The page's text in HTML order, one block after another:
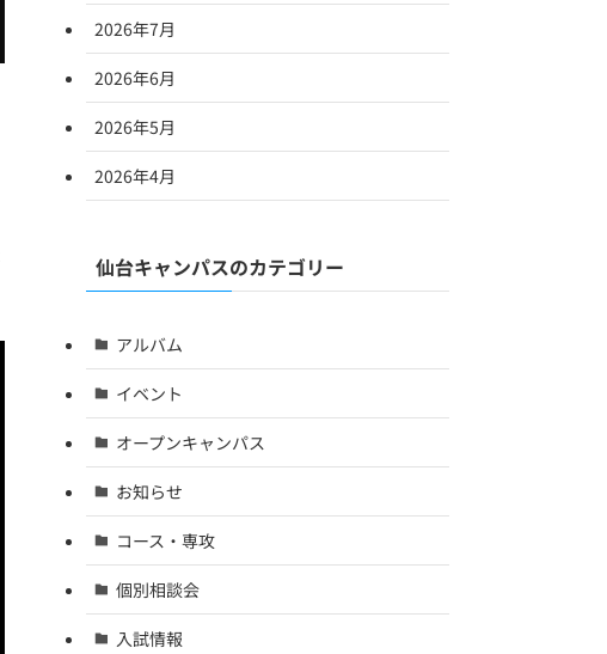
2026年7月
2026年6月
2026年5月
2026年4月
仙台キャンパスのカテゴリー
アルバム
イベント
オープンキャンパス
お知らせ
コース・専攻
個別相談会
入試情報